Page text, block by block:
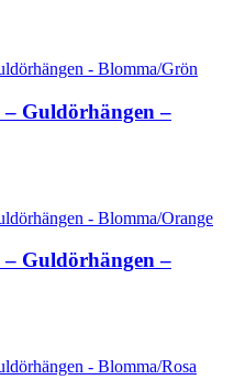
Guldörhängen –
Guldörhängen –